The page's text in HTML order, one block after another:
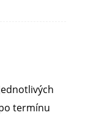
termínu